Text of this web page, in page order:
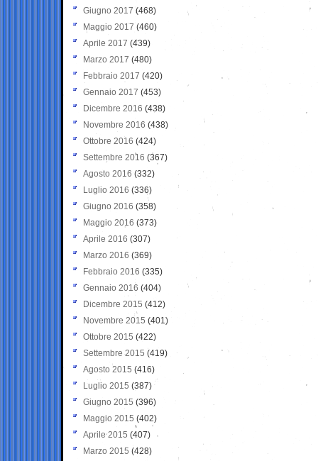
Giugno 2017 (468)
Maggio 2017 (460)
Aprile 2017 (439)
Marzo 2017 (480)
Febbraio 2017 (420)
Gennaio 2017 (453)
Dicembre 2016 (438)
Novembre 2016 (438)
Ottobre 2016 (424)
Settembre 2016 (367)
Agosto 2016 (332)
Luglio 2016 (336)
Giugno 2016 (358)
Maggio 2016 (373)
Aprile 2016 (307)
Marzo 2016 (369)
Febbraio 2016 (335)
Gennaio 2016 (404)
Dicembre 2015 (412)
Novembre 2015 (401)
Ottobre 2015 (422)
Settembre 2015 (419)
Agosto 2015 (416)
Luglio 2015 (387)
Giugno 2015 (396)
Maggio 2015 (402)
Aprile 2015 (407)
Marzo 2015 (428)